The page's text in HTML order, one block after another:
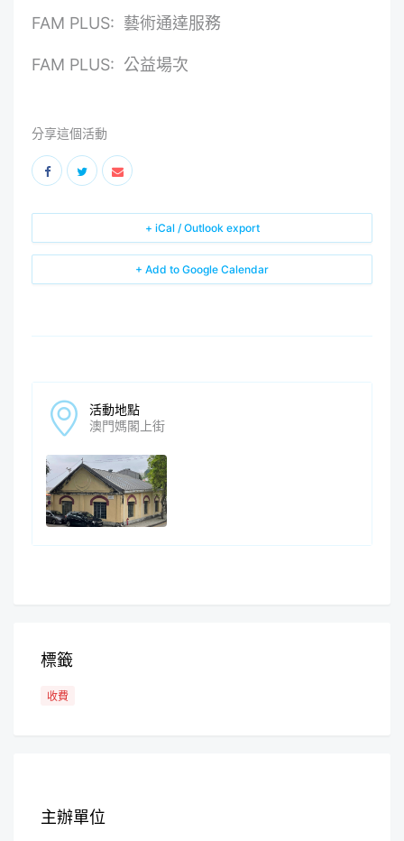
FAM PLUS: 藝術通達服務
FAM PLUS: 公益場次
分享這個活動
+ Add to Google Calendar
+ iCal / Outlook export
活動地點
澳門媽閣上街
標籤
收費
主辦單位